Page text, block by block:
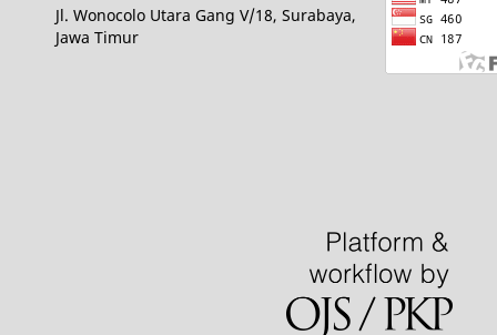
Jl. Wonocolo Utara Gang V/18, Surabaya,
Jawa Timur